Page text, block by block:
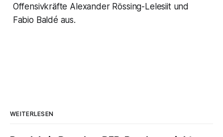
Offensivkräfte Alexander Rössing-Lelesiit und
Fabio Baldé aus.
WEITERLESEN